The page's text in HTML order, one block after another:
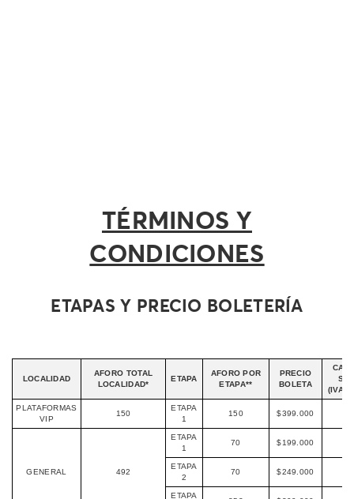
TÉRMINOS Y
CONDICIONES
ETAPAS Y PRECIO BOLETERÍA
LOCALIDAD
AFORO TOTAL
LOCALIDAD*
ETAPA
AFORO POR
ETAPA**
PRECIO
BOLETA
(IVA
PLATAFORMAS
VIP
150
ETAPA
1
150 $399.000
GENERAL 492
ETAPA
1
70 $199.000
ETAPA
2
70 $249.000
ETAPA